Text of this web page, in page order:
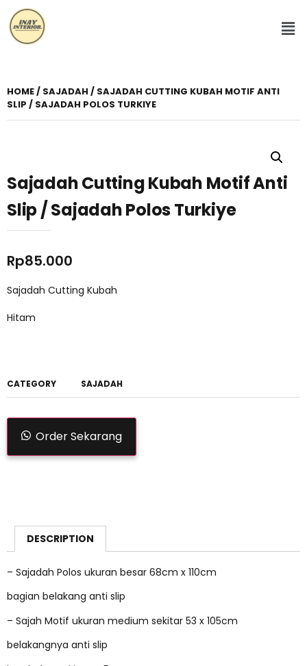
HOME/ SAJADAH / SAJADAH CUTTING KUBAH MOTIF ANTI
SLIP / SAJADAH POLOS TURKIYE
Sajadah Cutting Kubah Motif Anti
Slip / Sajadah Polos Turkiye
Rp85.000
Sajadah Cutting Kubah
Hitam
CATEGORY SAJADAH
Order Sekarang
DESCRIPTION
– Sajadah Polos ukuran besar 68cm x 110cm
bagian belakang anti slip
– Sajah Motif ukuran medium sekitar 53 x 105cm
belakangnya anti slip